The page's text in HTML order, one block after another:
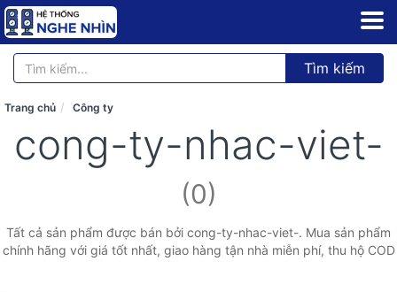
Tìm kiếm
Trang chủ Công ty
cong-ty-nhac-viet-
(0)
Tất cả sản phẩm được bán bởi cong-ty-nhac-viet-. Mua sản phẩm
chính hãng với giá tốt nhất, giao hàng tận nhà miễn phí, thu hộ COD